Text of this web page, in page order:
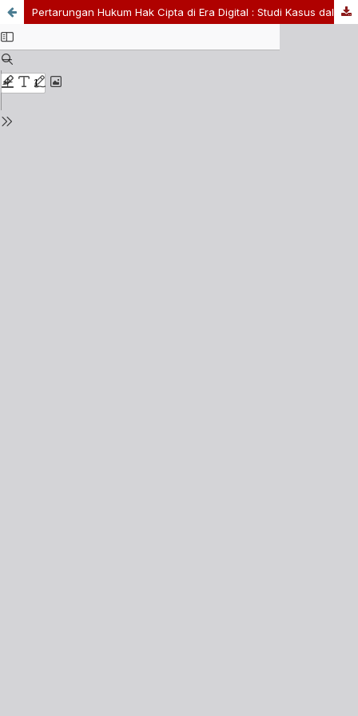
Pertarungan Hukum Hak Cipta di Era Digital : Studi Kasus dalam Konteks Indonesia